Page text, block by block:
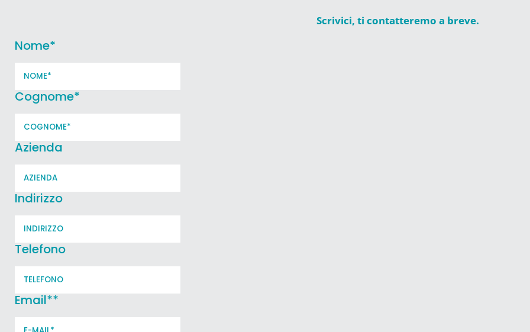
Scrivici, ti contatteremo a breve.
Nome*
Cognome*
Azienda
Indirizzo
Telefono
Email**